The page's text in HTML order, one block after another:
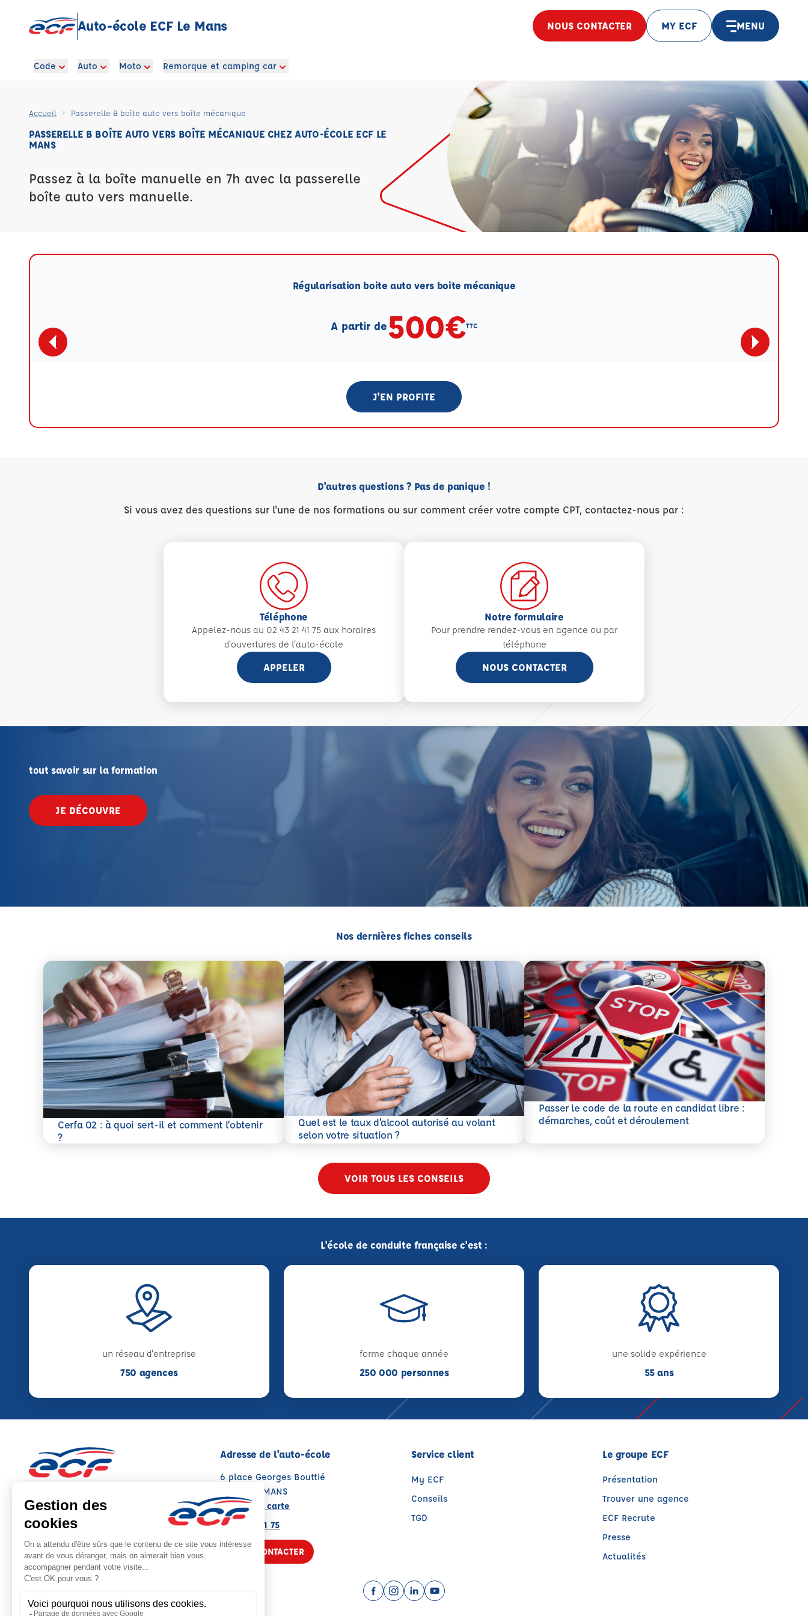
Auto-école ECF Le Mans NOUS CONTACTER MY ECF MENU
Code Auto Moto Remorque et camping car
Accueil Passerelle B boîte auto vers boîte mécanique
PASSERELLE B BOÎTE AUTO VERS BOÎTE MÉCANIQUE CHEZ AUTO-ÉCOLE ECF LE
MANS
Passez à la boîte manuelle en 7h avec la passerelle
boîte auto vers manuelle.
Régularisation boite auto vers boite mécanique
A partir de500€TTC
J'EN PROFITE
D'autres questions ? Pas de panique !
Si vous avez des questions sur l'une de nos formations ou sur comment créer votre compte CPT, contactez-nous par :
Téléphone
Appelez-nous au 02 43 21 41 75 aux horaires
d'ouvertures de l'auto-école
APPELER
Notre formulaire
Pour prendre rendez-vous en agence ou par
téléphone
NOUS CONTACTER
tout savoir sur la formation
JE DÉCOUVRE
Nos dernières fiches conseils
Cerfa 02 : à quoi sert-il et comment l’obtenir
?
En savoir plus
Quel est le taux d’alcool autorisé au volant
selon votre situation ?
En savoir plus
Passer le code de la route en candidat libre :
démarches, coût et déroulement
En savoir plus
VOIR TOUS LES CONSEILS
L'école de conduite française c'est :
un réseau d'entreprise
750 agences
forme chaque année
250 000 personnes
une solide expérience
55 ans
Adresse de l'auto-école
6 place Georges Bouttié
72000 LE MANS
Voir sur la carte
02 43 21 41 75
NOUS CONTACTER
Service client
My ECF
Conseils
TGD
Le groupe ECF
Présentation
Trouver une agence
ECF Recrute
Presse
Actualités
Facebook (nouvelle fenêtre)
Instagram (nouvelle fenêtre)
LinkedIn (nouvelle fenêtre)
YouTube (nouvelle fenêtre)